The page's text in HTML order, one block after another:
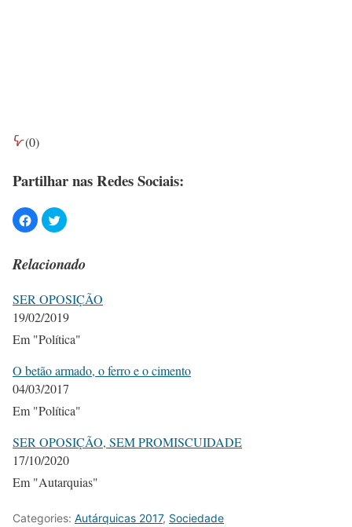
(0)
Partilhar nas Redes Sociais:
Relacionado
SER OPOSIÇÃO
19/02/2019
Em "Política"
O betão armado, o ferro e o cimento
04/03/2017
Em "Política"
SER OPOSIÇÃO, SEM PROMISCUIDADE
17/10/2020
Em "Autarquias"
Categories: Autárquicas 2017, Sociedade